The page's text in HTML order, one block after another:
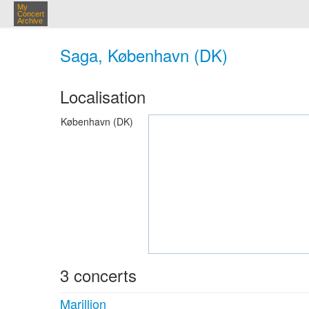
My
Concert
Archive
Saga, København (DK)
Localisation
København (DK)
3 concerts
Marillion